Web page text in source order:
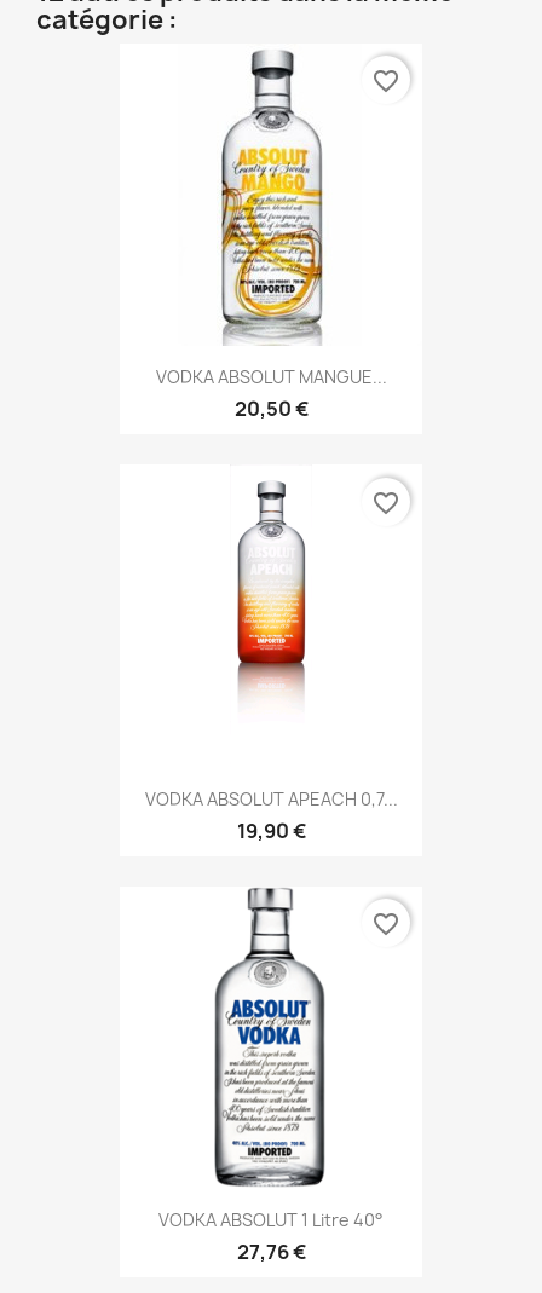
catégorie :
VODKA ABSOLUT MANGUE...
20,50 €
favorite_border
VODKA ABSOLUT APEACH 0,7...
19,90 €
favorite_border
VODKA ABSOLUT 1 Litre 40°
27,76 €
favorite_border